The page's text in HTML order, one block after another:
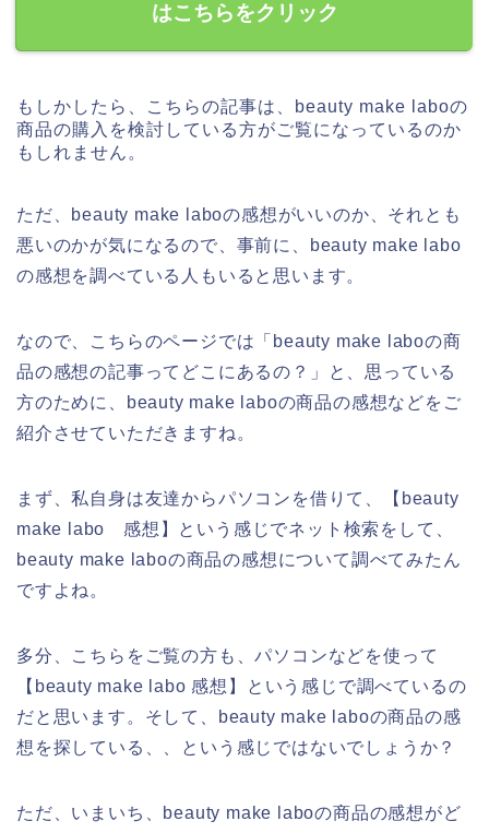
はこちらをクリック
もしかしたら、こちらの記事は、beauty make laboの
商品の購入を検討している方がご覧になっているのか
もしれません。
ただ、beauty make laboの感想がいいのか、それとも
悪いのかが気になるので、事前に、beauty make labo
の感想を調べている人もいると思います。
なので、こちらのページでは「beauty make laboの商
品の感想の記事ってどこにあるの？」と、思っている
方のために、beauty make laboの商品の感想などをご
紹介させていただきますね。
まず、私自身は友達からパソコンを借りて、【beauty
make labo 感想】という感じでネット検索をして、
beauty make laboの商品の感想について調べてみたん
ですよね。
多分、こちらをご覧の方も、パソコンなどを使って
【beauty make labo 感想】という感じで調べているの
だと思います。そして、beauty make laboの商品の感
想を探している、、という感じではないでしょうか？
ただ、いまいち、beauty make laboの商品の感想がど